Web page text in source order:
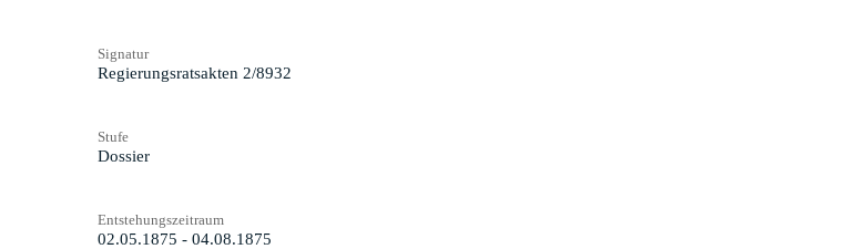
Signatur
Regierungsratsakten 2/8932
Stufe
Dossier
Entstehungszeitraum
02.05.1875 - 04.08.1875